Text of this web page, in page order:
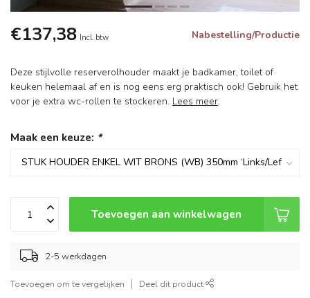
€137,38 Incl. btw Nabestelling/Productie
Deze stijlvolle reserverolhouder maakt je badkamer, toilet of
keuken helemaal af en is nog eens erg praktisch ook! Gebruik het
voor je extra wc-rollen te stockeren. Lees meer.
Maak een keuze: *
Toevoegen aan winkelwagen
2-5 werkdagen
Toevoegen om te vergelijken Deel dit product